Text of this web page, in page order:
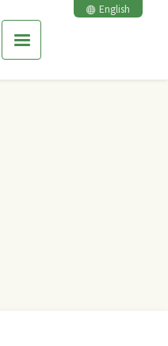
English